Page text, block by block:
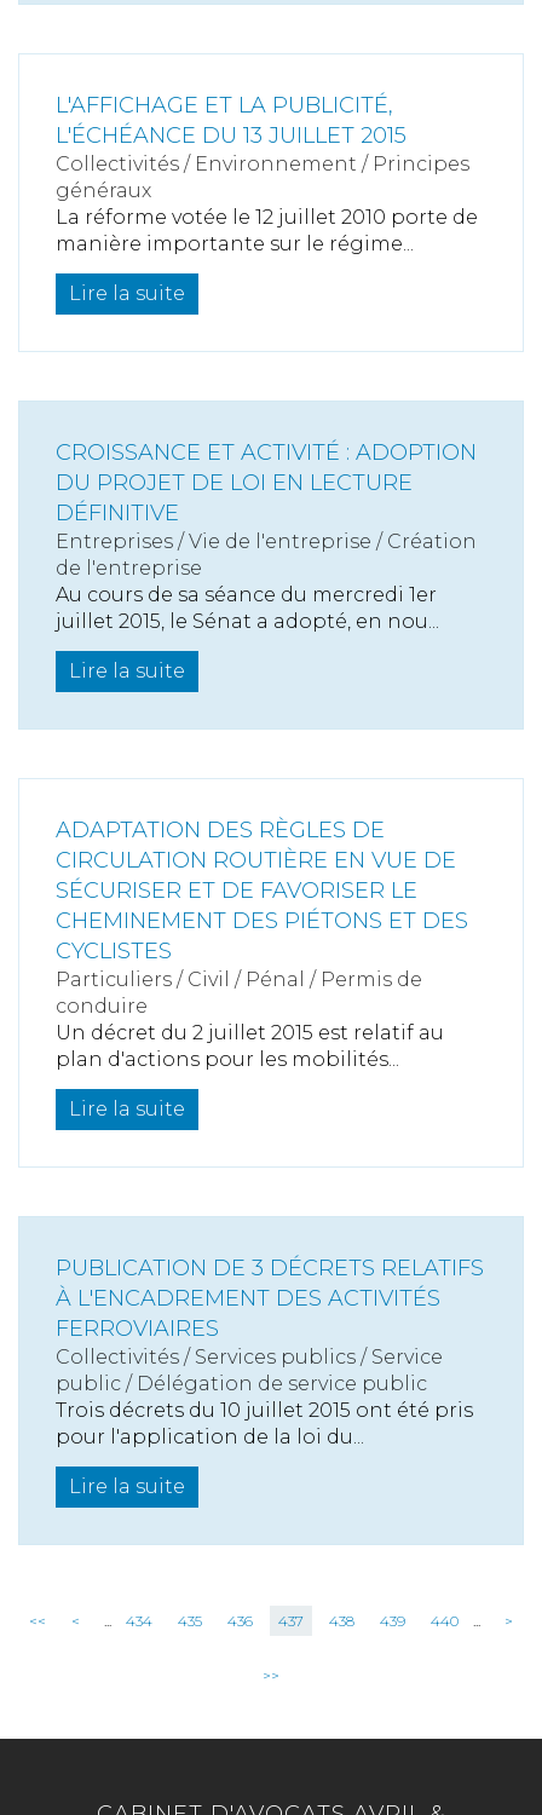
L'AFFICHAGE ET LA PUBLICITÉ,
L'ÉCHÉANCE DU 13 JUILLET 2015
Collectivités / Environnement / Principes
généraux
La réforme votée le 12 juillet 2010 porte de
manière importante sur le régime...
Lire la suite
CROISSANCE ET ACTIVITÉ : ADOPTION
DU PROJET DE LOI EN LECTURE
DÉFINITIVE
Entreprises /Vie de l'entreprise / Création
de l'entreprise
Au cours de sa séance du mercredi 1er
juillet 2015, le Sénat a adopté, en nou...
Lire la suite
ADAPTATION DES RÈGLES DE
CIRCULATION ROUTIÈRE EN VUE DE
SÉCURISER ET DE FAVORISER LE
CHEMINEMENT DES PIÉTONS ET DES
CYCLISTES
Particuliers / Civil / Pénal / Permis de
conduire
Un décret du 2 juillet 2015 est relatif au
plan d'actions pour les mobilités...
Lire la suite
PUBLICATION DE 3 DÉCRETS RELATIFS
À L'ENCADREMENT DES ACTIVITÉS
FERROVIAIRES
Collectivités / Services publics / Service
public / Délégation de service public
Trois décrets du 10 juillet 2015 ont été pris
pour l'application de la loi du...
Lire la suite
<< < ... 434 435 436 437 438 439 440 ... >
>>